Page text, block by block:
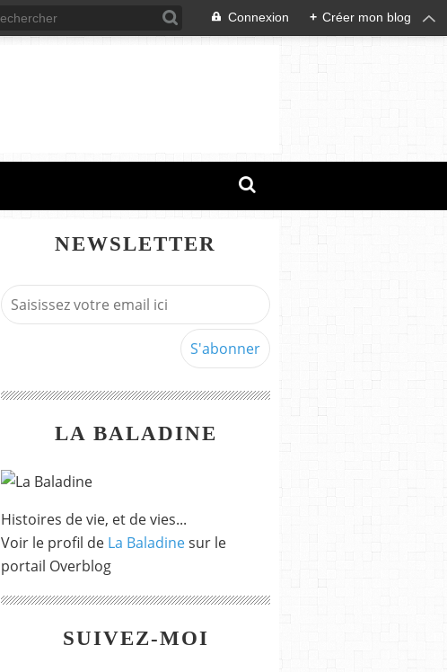
Connexion + Créer mon blog
NEWSLETTER
LA BALADINE
Histoires de vie, et de vies...
Voir le profil de La Baladinesur le
portail Overblog
SUIVEZ-MOI